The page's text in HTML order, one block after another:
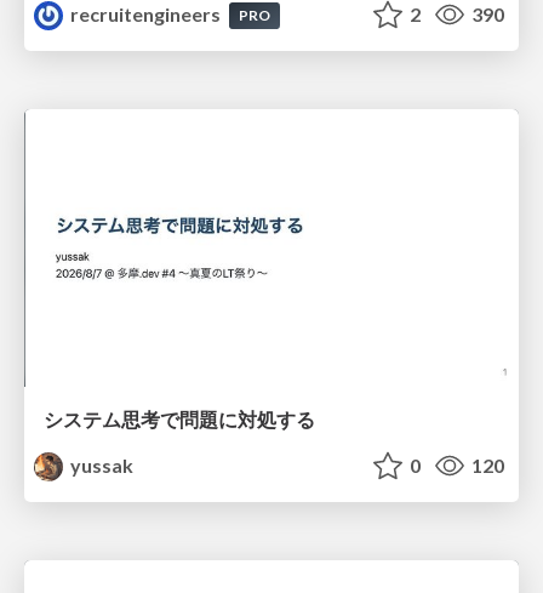
recruitengineers
PRO 2 390
システム思考で問題に対処する
yussak
0 120